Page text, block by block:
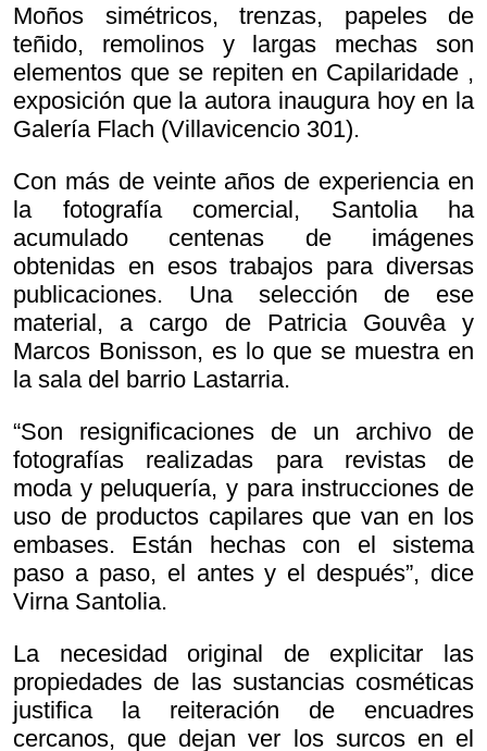
Moños simétricos, trenzas, papeles de
teñido, remolinos y largas mechas son
elementos que se repiten en Capilaridade ,
exposición que la autora inaugura hoy en la
Galería Flach (Villavicencio 301).
Con más de veinte años de experiencia en
la fotografía comercial, Santolia ha
acumulado centenas de imágenes
obtenidas en esos trabajos para diversas
publicaciones. Una selección de ese
material, a cargo de Patricia Gouvêa y
Marcos Bonisson, es lo que se muestra en
la sala del barrio Lastarria.
“Son resignificaciones de un archivo de
fotografías realizadas para revistas de
moda y peluquería, y para instrucciones de
uso de productos capilares que van en los
embases. Están hechas con el sistema
paso a paso, el antes y el después”, dice
Virna Santolia.
La necesidad original de explicitar las
propiedades de las sustancias cosméticas
justifica la reiteración de encuadres
cercanos, que dejan ver los surcos en el